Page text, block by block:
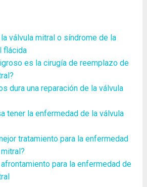
válvula mitral o síndrome de la
flácida
es la cirugía de reemplazo de
dura una reparación de la válvula
tener la enfermedad de la válvula
tratamiento para la enfermedad
para la enfermedad de